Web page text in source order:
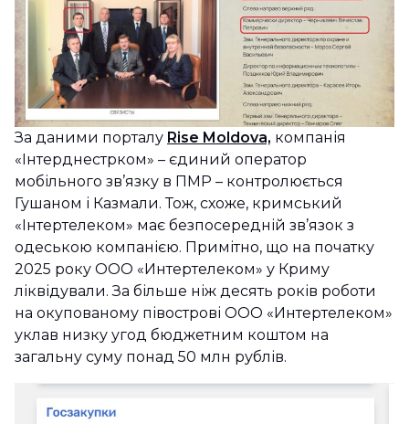
За даними порталу Rise Moldova, компанія
«Інтерднестрком» – єдиний оператор
мобільного зв’язку в ПМР – контролюється
Гушаном і Казмали. Тож, схоже, кримський
«Інтертелеком» має безпосередній зв’язок з
одеською компанією. Примітно, що на початку
2025 року ООО «Интертелеком» у Криму
ліквідували. За більше ніж десять років роботи
на окупованому півострові ООО «Интертелеком»
уклав низку угод бюджетним коштом на
загальну суму понад 50 млн рублів.